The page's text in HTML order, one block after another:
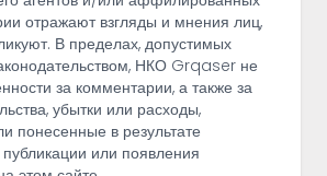
отражают взгляды и мнения лиц,
В пределах, допустимых
НКО Grqaser не
за комментарии, а также за
убытки или расходы,
понесенные в результате
публикации или появления